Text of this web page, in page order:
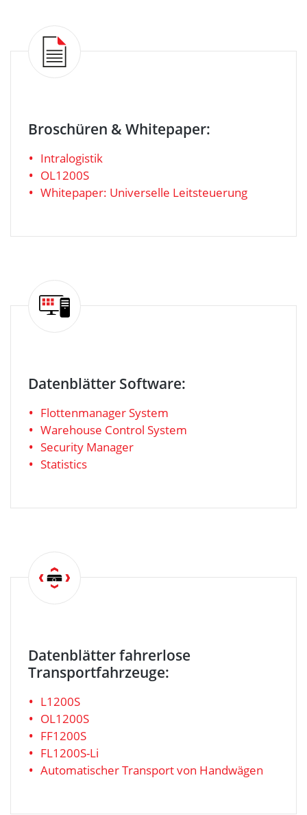
Broschüren & Whitepaper:
Intralogistik
OL1200S
Whitepaper: Universelle Leitsteuerung
Datenblätter Software:
Flottenmanager System
Warehouse Control System
Security Manager
Statistics
Datenblätter fahrerlose
Transportfahrzeuge:
L1200S
OL1200S
FF1200S
FL1200S-Li
Automatischer Transport von Handwägen